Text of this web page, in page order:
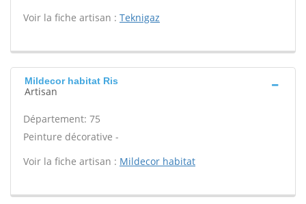
Voir la fiche artisan : Teknigaz
Mildecor habitat Ris
Artisan
Département: 75
Peinture décorative -
Voir la fiche artisan : Mildecor habitat